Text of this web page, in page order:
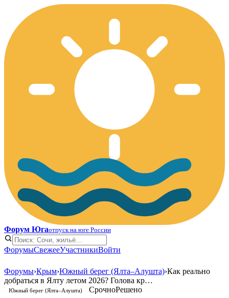
Форум Югаотпуск на юге России
ФорумыСвежееУчастникиВойти
Форумы›Крым›Южный берег (Ялта–Алушта)›Как реально
добраться в Ялту летом 2026? Голова кр…
Южный берег (Ялта–Алушта) СрочноРешено